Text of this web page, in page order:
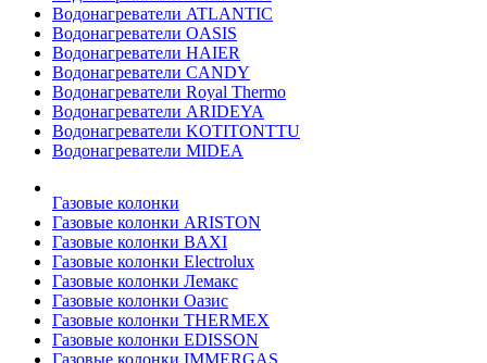
Водонагреватели ATLANTIC
Водонагреватели OASIS
Водонагреватели HAIER
Водонагреватели CANDY
Водонагреватели Royal Thermo
Водонагреватели ARIDEYA
Водонагреватели KOTITONTTU
Водонагреватели MIDEA
Газовые колонки
Газовые колонки ARISTON
Газовые колонки BAXI
Газовые колонки Electrolux
Газовые колонки Лемакс
Газовые колонки Оазис
Газовые колонки THERMEX
Газовые колонки EDISSON
Газовые колонки IMMERGAS